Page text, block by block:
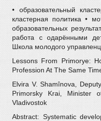
• образовательный
кластерная политика •
образовательных
работа с одарёнными
Школа молодого
Lessons From Primorye:
Profession At The Same
Elvira V. Shamînova,
Primorsky Krai, Minister
Vladivostok
Abstract: Systematic